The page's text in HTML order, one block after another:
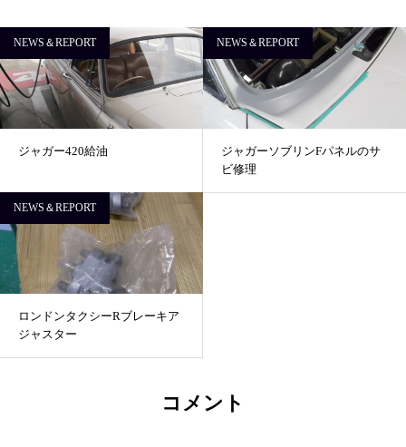
NEWS＆REPORT
ジャガー420給油
NEWS＆REPORT
ジャガーソブリンFパネルのサ
ビ修理
NEWS＆REPORT
ロンドンタクシーRブレーキア
ジャスター
コメント